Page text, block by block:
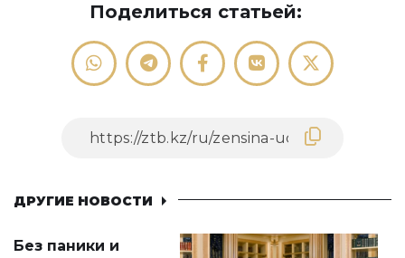
Поделиться статьей:
ДРУГИЕ НОВОСТИ
Без паники и